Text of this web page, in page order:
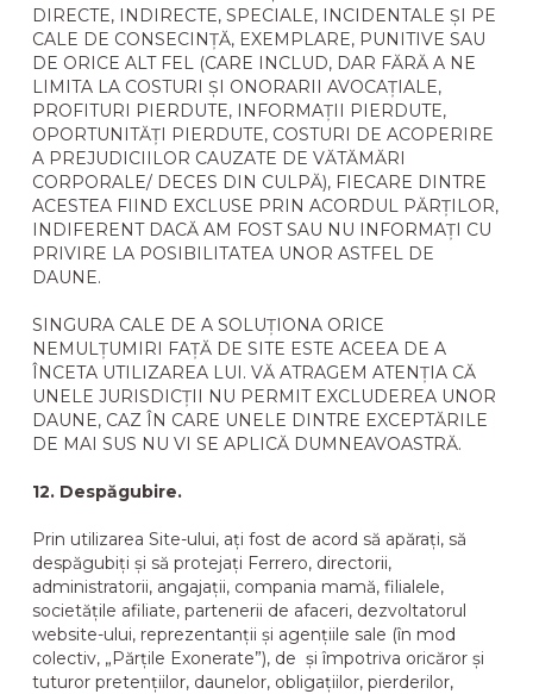
DIRECTE, INDIRECTE, SPECIALE, INCIDENTALE ȘI PE
CALE DE CONSECINȚĂ, EXEMPLARE, PUNITIVE SAU
DE ORICE ALT FEL (CARE INCLUD, DAR FĂRĂ A NE
LIMITA LA COSTURI ȘI ONORARII AVOCAȚIALE,
PROFITURI PIERDUTE, INFORMAȚII PIERDUTE,
OPORTUNITĂȚI PIERDUTE, COSTURI DE ACOPERIRE
A PREJUDICIILOR CAUZATE DE VĂTĂMĂRI
CORPORALE/ DECES DIN CULPĂ), FIECARE DINTRE
ACESTEA FIIND EXCLUSE PRIN ACORDUL PĂRȚILOR,
INDIFERENT DACĂ AM FOST SAU NU INFORMAȚI CU
PRIVIRE LA POSIBILITATEA UNOR ASTFEL DE
DAUNE.
SINGURA CALE DE A SOLUȚIONA ORICE
NEMULȚUMIRI FAȚĂ DE SITE ESTE ACEEA DE A
ÎNCETA UTILIZAREA LUI. VĂ ATRAGEM ATENȚIA CĂ
UNELE JURISDICȚII NU PERMIT EXCLUDEREA UNOR
DAUNE, CAZ ÎN CARE UNELE DINTRE EXCEPTĂRILE
DE MAI SUS NU VI SE APLICĂ DUMNEAVOASTRĂ.
12. Despăgubire.
Prin utilizarea Site-ului, ați fost de acord să apărați, să
despăgubiți și să protejați Ferrero, directorii,
administratorii, angajații, compania mamă, filialele,
societățile afiliate, partenerii de afaceri, dezvoltatorul
website-ului, reprezentanții și agențiile sale (în mod
colectiv, „Părțile Exonerate”), de și împotriva oricăror și
tuturor pretențiilor, daunelor, obligațiilor, pierderilor,